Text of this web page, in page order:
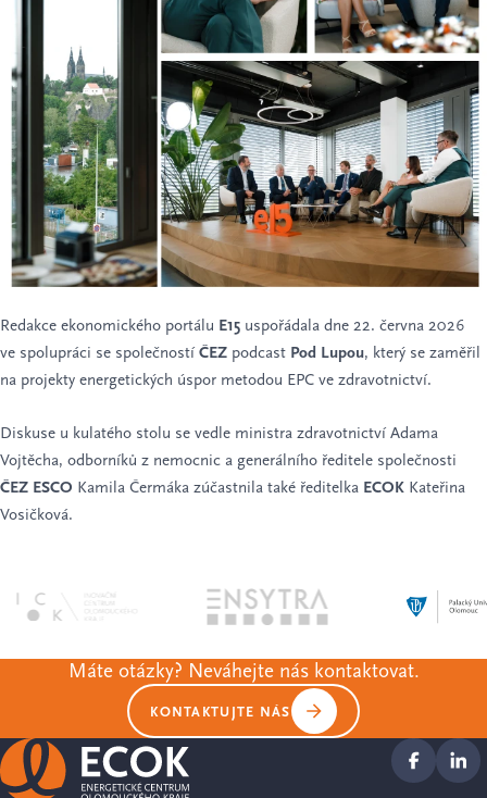
Redakce ekonomického portálu E15 uspořádala dne 22. června 2026
ve spolupráci se společností ČEZ podcast Pod Lupou, který se zaměřil
na projekty energetických úspor metodou EPC ve zdravotnictví.
Diskuse u kulatého stolu se vedle ministra zdravotnictví Adama
Vojtěcha, odborníků z nemocnic a generálního ředitele společnosti
ČEZ ESCO Kamila Čermáka zúčastnila také ředitelka ECOK Kateřina
Vosičková.
Máte otázky? Neváhejte nás kontaktovat.
KONTAKTUJTE NÁS